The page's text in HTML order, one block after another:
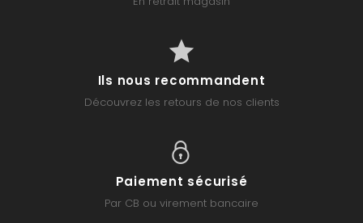
Ils nous recommandent
Découvrez les retours de nos clients
Paiement sécurisé
Par CB ou virement bancaire